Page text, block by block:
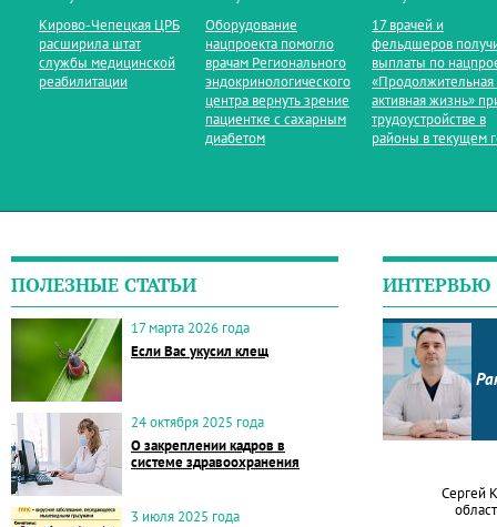
Кирово‑Чепецкая ЦРБ
расширила штат
службы медицинской
реабилитации
Оборудование
нацпроекта помогло
врачам Регионального
эндокринологического
центра вернуть зрение
пациентке с сахарным
диабетом
17 врачей и
фельдшеров
выплаты по
«Продолжительная
активная жизнь»
трудоустройстве в
районы в текущем
ПОЛЕЗНЫЕ СТАТЬИ
17 марта 2026 года
Если Вас укусил клещ
24 октября 2025 года
О закреплении кадров в
системе здравоохранения
3 июля 2025 года
ИНТЕРВЬЮ
Сергей